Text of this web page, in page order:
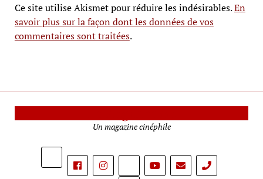
Ce site utilise Akismet pour réduire les indésirables.En
savoir plus sur la façon dont les données de vos
commentaires sont traitées.
Un magazine cinéphile
phone